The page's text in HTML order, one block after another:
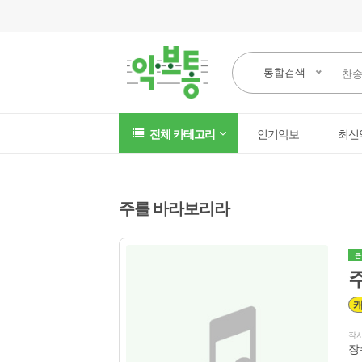
통합검색
전체 카테고리 인기악보 최
주를 바라보리라
작